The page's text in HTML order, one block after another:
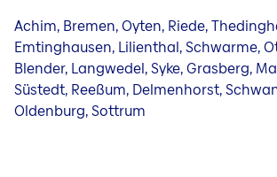
Achim, Bremen, Oyten, Riede,
Emtinghausen, Lilienthal, Schwarme,
Blender, Langwedel, Syke, Grasberg,
Süstedt, Reeßum, Delmenhorst,
Oldenburg, Sottrum